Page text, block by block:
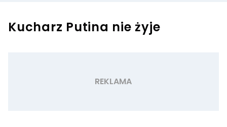
Kucharz Putina nie żyje